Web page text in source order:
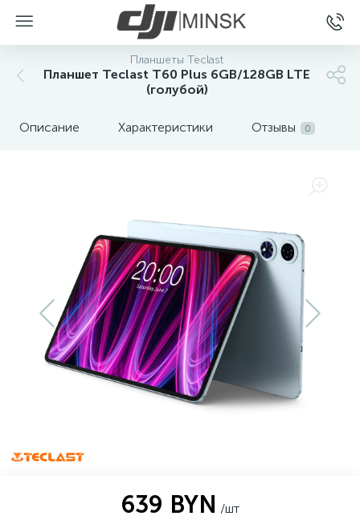
Планшеты Teclast
Планшет Teclast T60 Plus 6GB/128GB LTE
(голубой)
Описание Характеристики Отзывы 0
639 BYN /шт